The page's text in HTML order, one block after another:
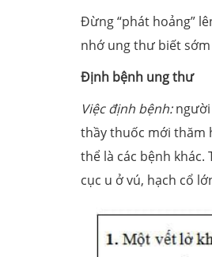
Đừng “phát hoảng”
nhớ ung thư biết
Định bệnh ung thư
Việc định bệnh:người
thầy thuốc mới thăm
thể là các bệnh
cục u ở vú, hạch cổ